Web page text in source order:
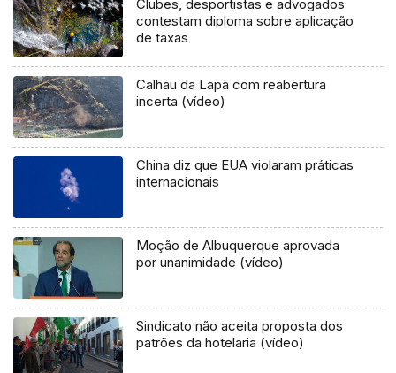
Clubes, desportistas e advogados
contestam diploma sobre aplicação
de taxas
Calhau da Lapa com reabertura
incerta (vídeo)
China diz que EUA violaram práticas
internacionais
Moção de Albuquerque aprovada
por unanimidade (vídeo)
Sindicato não aceita proposta dos
patrões da hotelaria (vídeo)